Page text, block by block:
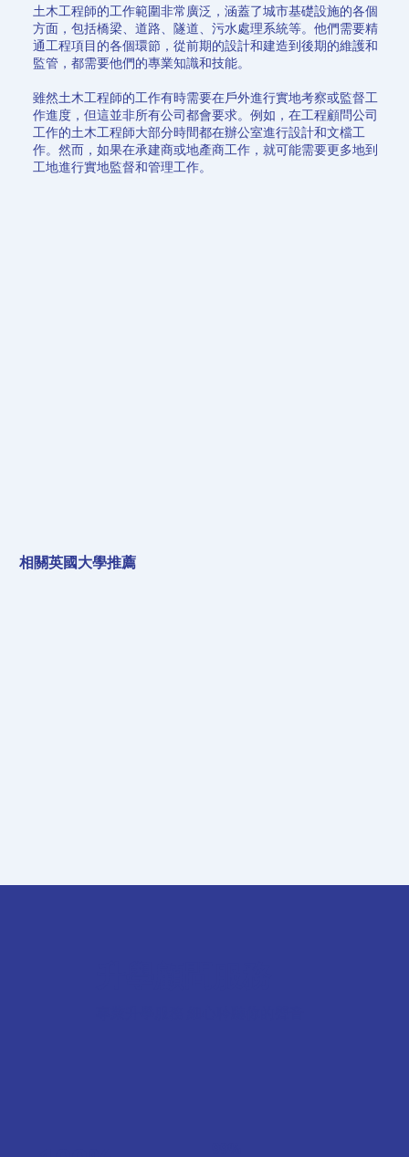
土木工程師的工作範圍非常廣泛，涵蓋了城市基礎設施的各個
方面，包括橋梁、道路、隧道、污水處理系統等。他們需要精
通工程項目的各個環節，從前期的設計和建造到後期的維護和
監管，都需要他們的專業知識和技能。
雖然土木工程師的工作有時需要在戶外進行實地考察或監督工
作進度，但這並非所有公司都會要求。例如，在工程顧問公司
工作的土木工程師大部分時間都在辦公室進行設計和文檔工
作。然而，如果在承建商或地產商工作，就可能需要更多地到
工地進行實地監督和管理工作。
​相關英國大學推薦